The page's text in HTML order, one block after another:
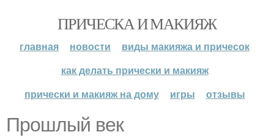
ПРИЧЕСКА И МАКИЯЖ
главная новости
виды макияжа и причесок
как делать прически и макияж
прически и макияж на дому
игры отзывы
Прошлый век